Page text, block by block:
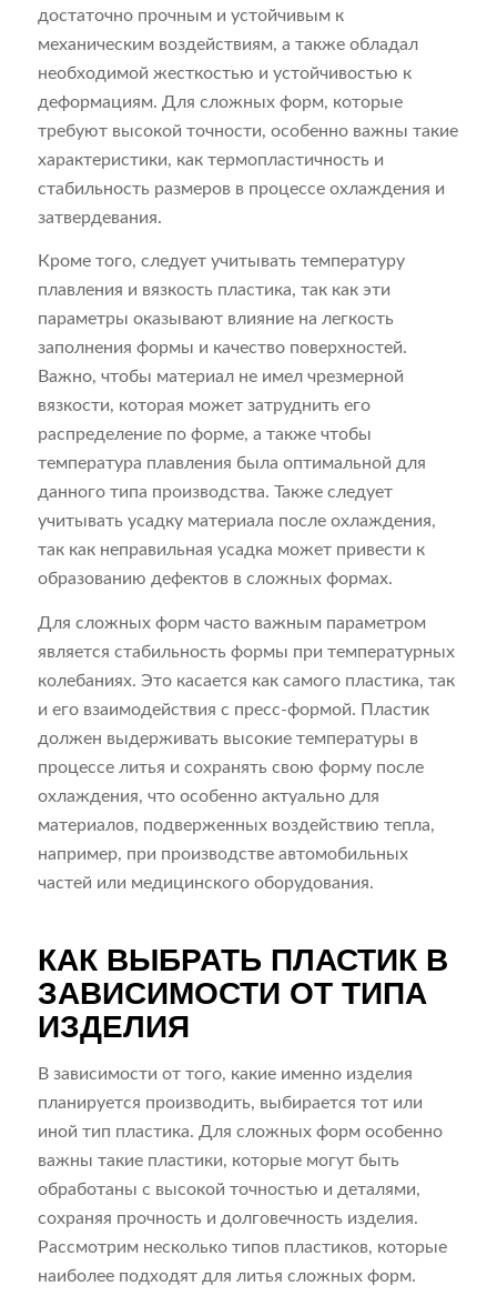
достаточно прочным и устойчивым к
механическим воздействиям, а также обладал
необходимой жесткостью и устойчивостью к
деформациям. Для сложных форм, которые
требуют высокой точности, особенно важны такие
характеристики, как термопластичность и
стабильность размеров в процессе охлаждения и
затвердевания.
Кроме того, следует учитывать температуру
плавления и вязкость пластика, так как эти
параметры оказывают влияние на легкость
заполнения формы и качество поверхностей.
Важно, чтобы материал не имел чрезмерной
вязкости, которая может затруднить его
распределение по форме, а также чтобы
температура плавления была оптимальной для
данного типа производства. Также следует
учитывать усадку материала после охлаждения,
так как неправильная усадка может привести к
образованию дефектов в сложных формах.
Для сложных форм часто важным параметром
является стабильность формы при температурных
колебаниях. Это касается как самого пластика, так
и его взаимодействия с пресс-формой. Пластик
должен выдерживать высокие температуры в
процессе литья и сохранять свою форму после
охлаждения, что особенно актуально для
материалов, подверженных воздействию тепла,
например, при производстве автомобильных
частей или медицинского оборудования.
КАК ВЫБРАТЬ ПЛАСТИК В
ЗАВИСИМОСТИ ОТ ТИПА
ИЗДЕЛИЯ
В зависимости от того, какие именно изделия
планируется производить, выбирается тот или
иной тип пластика. Для сложных форм особенно
важны такие пластики, которые могут быть
обработаны с высокой точностью и деталями,
сохраняя прочность и долговечность изделия.
Рассмотрим несколько типов пластиков, которые
наиболее подходят для литья сложных форм.